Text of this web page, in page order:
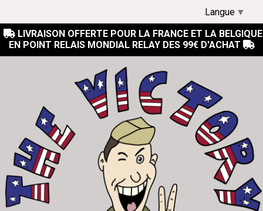
 LIVRAISON OFFERTE POUR LA FRANCE ET LA BELGIQUE
EN POINT RELAIS MONDIAL RELAY DES 99€ D'ACHAT 
Langue ▼